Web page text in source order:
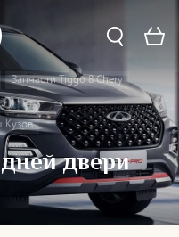
Запчасти Tiggo 8 Chery
Кузов
двери